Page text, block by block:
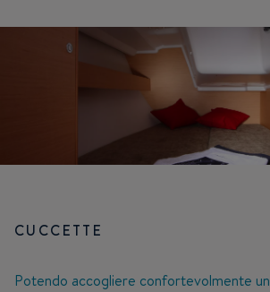
CUCCETTE
Potendo accogliere confortevolmente